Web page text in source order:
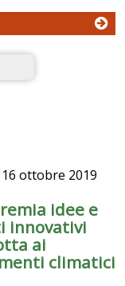
16 ottobre 2019
idee e
innovativi
ai
climatici